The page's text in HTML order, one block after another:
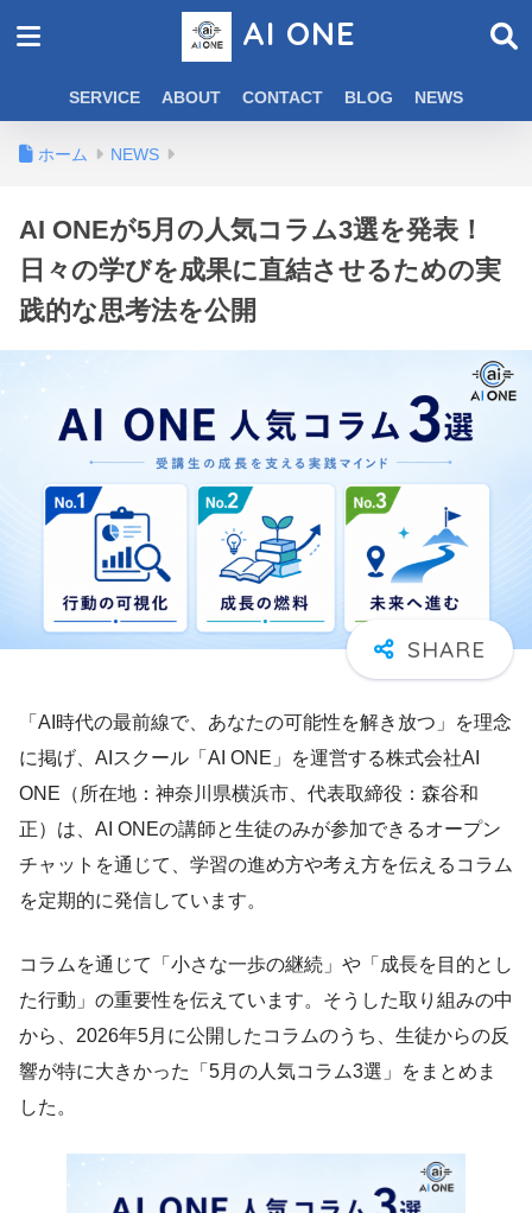
AI ONE
SERVICE ABOUT CONTACT BLOG NEWS
ホーム NEWS
AI ONEが5月の人気コラム3選を発表！
日々の学びを成果に直結させるための実
践的な思考法を公開
「AI時代の最前線で、あなたの可能性を解き放つ」を理念
に掲げ、AIスクール「AI ONE」を運営する株式会社AI
ONE（所在地：神奈川県横浜市、代表取締役：森谷和
正）は、AI ONEの講師と生徒のみが参加できるオープン
チャットを通じて、学習の進め方や考え方を伝えるコラム
を定期的に発信しています。
コラムを通じて「小さな一歩の継続」や「成長を目的とし
た行動」の重要性を伝えています。そうした取り組みの中
から、2026年5月に公開したコラムのうち、生徒からの反
響が特に大きかった「5月の人気コラム3選」をまとめま
した。